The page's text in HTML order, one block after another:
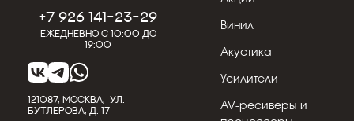
+7 926 141-23-29
Ежедневно с 10:00 до
19:00
121087, МОСКВА, УЛ.
БУТЛЕРОВА, Д. 17
Винил
Акустика
Усилители
AV-ресиверы и